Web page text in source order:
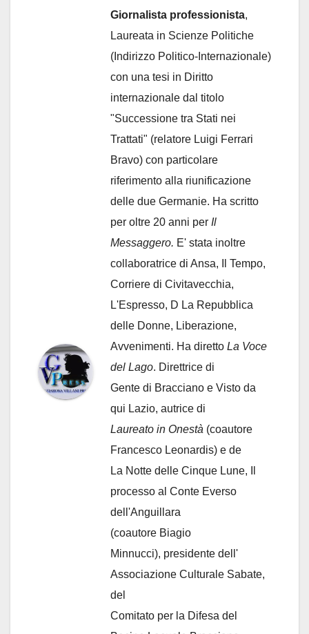
Giornalista professionista,
Laureata in Scienze Politiche
(Indirizzo Politico-Internazionale)
con una tesi in Diritto
internazionale dal titolo
"Successione tra Stati nei
Trattati" (relatore Luigi Ferrari
Bravo) con particolare
riferimento alla riunificazione
delle due Germanie. Ha scritto
per oltre 20 anni per Il
Messaggero. E' stata inoltre
collaboratrice di Ansa, Il Tempo,
Corriere di Civitavecchia,
L'Espresso, D La Repubblica
delle Donne, Liberazione,
Avvenimenti. Ha diretto La Voce
del Lago. Direttrice di
Gente di Bracciano e Visto da
qui Lazio, autrice di
Laureato in Onestà (coautore
Francesco Leonardis) e de
La Notte delle Cinque Lune, Il
processo al Conte Everso
dell'Anguillara
(coautore Biagio
Minnucci), presidente dell'
Associazione Culturale Sabate,
del
Comitato per la Difesa del